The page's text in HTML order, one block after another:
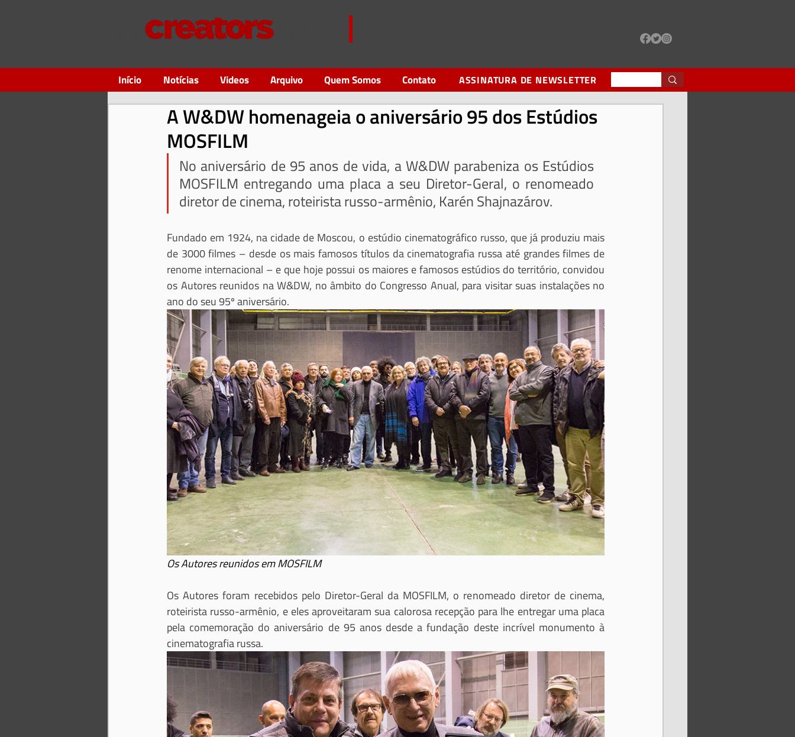
Início Notícias Videos Arquivo Quem Somos Contato ASSINATURA DE NEWSLETTER
A W&DW homenageia o aniversário 95 dos Estúdios
MOSFILM
No aniversário de 95 anos de vida, a W&DW parabeniza os Estúdios
MOSFILM entregando uma placa a seu Diretor-Geral, o renomeado
diretor de cinema, roteirista russo-armênio, Karén Shajnazárov.
Fundado em 1924, na cidade de Moscou, o estúdio cinematográfico russo, que já produziu mais
de 3000 filmes – desde os mais famosos títulos da cinematografia russa até grandes filmes de
renome internacional – e que hoje possui os maiores e famosos estúdios do território, convidou
os Autores reunidos na W&DW, no âmbito do Congresso Anual, para visitar suas instalações no
ano do seu 95º aniversário.
Os Autores reunidos em MOSFILM
Os Autores foram recebidos pelo Diretor-Geral da MOSFILM, o renomeado diretor de cinema,
roteirista russo-armênio, e eles aproveitaram sua calorosa recepção para lhe entregar uma placa
pela comemoração do aniversário de 95 anos desde a fundação deste incrível monumento à
cinematografia russa.